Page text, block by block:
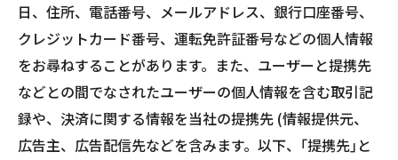
日、住所、電話番号、メールアドレス、銀行口座番号、
クレジットカード番号、運転免許証番号などの個人情報
をお尋ねすることがあります。また、ユーザーと提携先
などとの間でなされたユーザーの個人情報を含む取引記
録や、決済に関する情報を当社の提携先 (情報提供元、
広告主、広告配信先などを含みます。以下、｢提携先｣と